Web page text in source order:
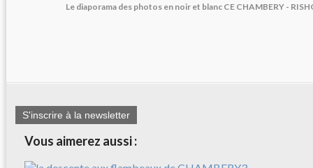
Le diaporama des photos en noir et blanc CE CHAMBERY -
S'inscrire à la newsletter
Vous aimerez aussi :